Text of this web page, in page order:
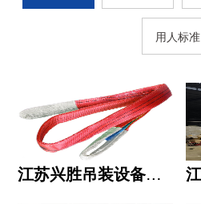
用人标准
江苏兴胜吊装设备有限公司的用人标准